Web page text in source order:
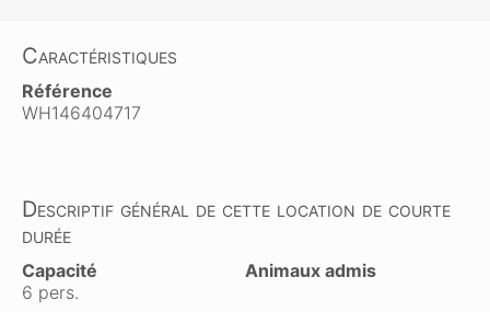
Caractéristiques
Référence
WH146404717
Descriptif général de cette location de courte
durée
Capacité
6 pers.
Animaux admis